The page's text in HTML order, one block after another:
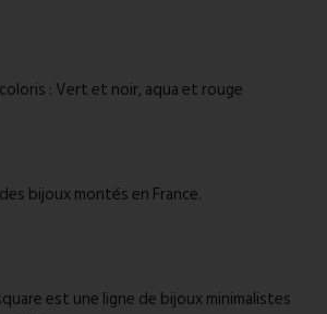
: Vert et noir, aqua et rouge
bijoux montés en France.
est une ligne de bijoux minimalistes